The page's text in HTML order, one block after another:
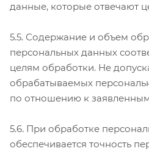
данные, которые отвечают
5.5. Содержание и объем
персональных данных
целям обработки. Не
обрабатываемых
по отношению к
5.6. При обработке
обеспечивается точность